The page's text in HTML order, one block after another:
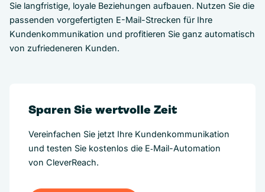
Sie langfristige, loyale Beziehungen aufbauen. Nutzen Sie die
passenden vorgefertigten E-Mail-Strecken für Ihre
Kundenkommunikation und profitieren Sie ganz automatisch
von zufriedeneren Kunden.
Sparen Sie wertvolle Zeit
Vereinfachen Sie jetzt Ihre Kundenkommunikation
und testen Sie kostenlos die E‑Mail-Automation
von CleverReach.